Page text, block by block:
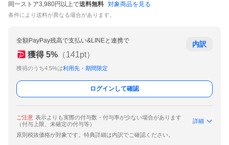
同一ストア3,980円以上で送料無料 対象商品を見る
条件により送料が異なる場合があります。
全額PayPay残高で支払い&LINEと連携で
獲得 5% （141pt）
獲得のうち4.5%は利用先・期間限定
内訳
ログインして確認
ご注意 表示よりも実際の付与数・付与率が少ない場合があります
（付与上限、未確定の付与等）
詳細
原則税抜価格が対象です。特典詳細は内訳でご確認ください。